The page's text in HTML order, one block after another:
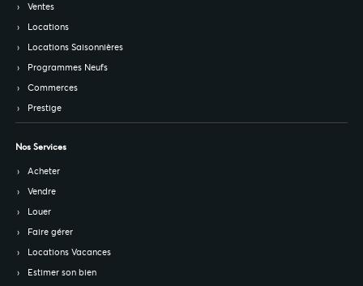
Ventes
Locations
Locations Saisonnières
Programmes Neufs
Commerces
Prestige
Nos Services
Acheter
Vendre
Louer
Faire gérer
Locations Vacances
Estimer son bien